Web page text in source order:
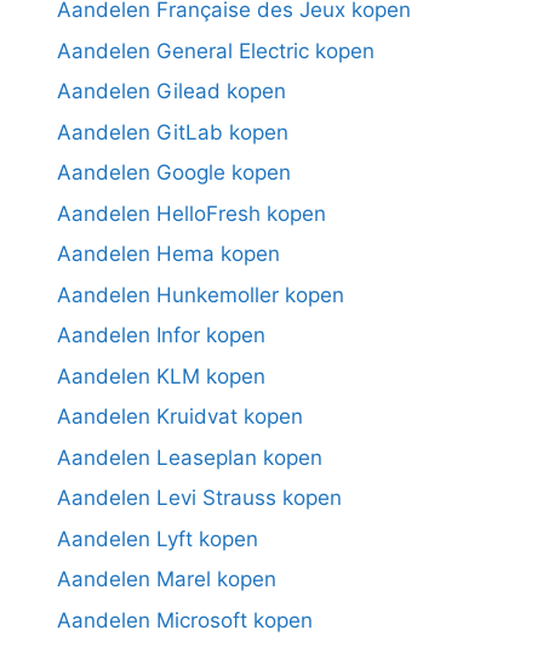
Aandelen Française des Jeux kopen
Aandelen General Electric kopen
Aandelen Gilead kopen
Aandelen GitLab kopen
Aandelen Google kopen
Aandelen HelloFresh kopen
Aandelen Hema kopen
Aandelen Hunkemoller kopen
Aandelen Infor kopen
Aandelen KLM kopen
Aandelen Kruidvat kopen
Aandelen Leaseplan kopen
Aandelen Levi Strauss kopen
Aandelen Lyft kopen
Aandelen Marel kopen
Aandelen Microsoft kopen